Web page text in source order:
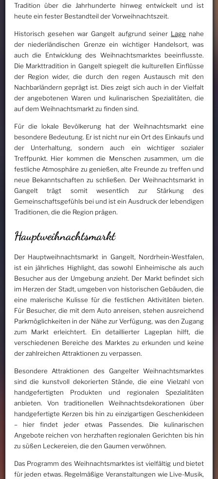
Tradition über die Jahrhunderte hinweg entwickelt und ist
heute ein fester Bestandteil der Vorweihnachtszeit.
Historisch gesehen war Gangelt aufgrund seiner Lage nahe
der niederländischen Grenze ein wichtiger Handelsort, was
auch die Entwicklung des Weihnachtsmarktes beeinflusste.
Die Markttradition in Gangelt spiegelt die kulturellen Einflüsse
der Region wider, die durch den regen Austausch mit den
Nachbarländern geprägt ist. Dies zeigt sich auch in der Vielfalt
der angebotenen Waren und kulinarischen Spezialitäten, die
auf dem Weihnachtsmarkt zu finden sind.
Für die lokale Bevölkerung hat der Weihnachtsmarkt eine
besondere Bedeutung. Er ist nicht nur ein Ort des Einkaufs und
der Unterhaltung, sondern auch ein wichtiger sozialer
Treffpunkt. Hier kommen die Menschen zusammen, um die
festliche Atmosphäre zu genießen, alte Freunde zu treffen und
neue Bekanntschaften zu schließen. Der Weihnachtsmarkt in
Gangelt trägt somit wesentlich zur Stärkung des
Gemeinschaftsgefühls bei und ist ein Ausdruck der lebendigen
Traditionen, die die Region prägen.
Hauptweihnachtsmarkt
Der Hauptweihnachtsmarkt in Gangelt, Nordrhein-Westfalen,
ist ein jährliches Highlight, das sowohl Einheimische als auch
Besucher aus der Umgebung anzieht. Der Markt befindet sich
im Herzen der Stadt, umgeben von historischen Gebäuden, die
eine malerische Kulisse für die festlichen Aktivitäten bieten.
Für Besucher, die mit dem Auto anreisen, stehen ausreichend
Parkmöglichkeiten in der Nähe zur Verfügung, was den Zugang
zum Markt erleichtert. Ein detaillierter Lageplan hilft, die
verschiedenen Bereiche des Marktes zu erkunden und keine
der zahlreichen Attraktionen zu verpassen.
Besondere Attraktionen des Gangelter Weihnachtsmarktes
sind die kunstvoll dekorierten Stände, die eine Vielzahl von
handgefertigten Produkten und regionalen Spezialitäten
anbieten. Von traditionellen Weihnachtsdekorationen über
handgefertigte Kerzen bis hin zu einzigartigen Geschenkideen
– hier findet jeder etwas Passendes. Die kulinarischen
Angebote reichen von herzhaften regionalen Gerichten bis hin
zu süßen Leckereien, die den Gaumen verwöhnen.
Das Programm des Weihnachtsmarktes ist vielfältig und bietet
für jeden etwas. Regelmäßige Veranstaltungen wie Live-Musik,